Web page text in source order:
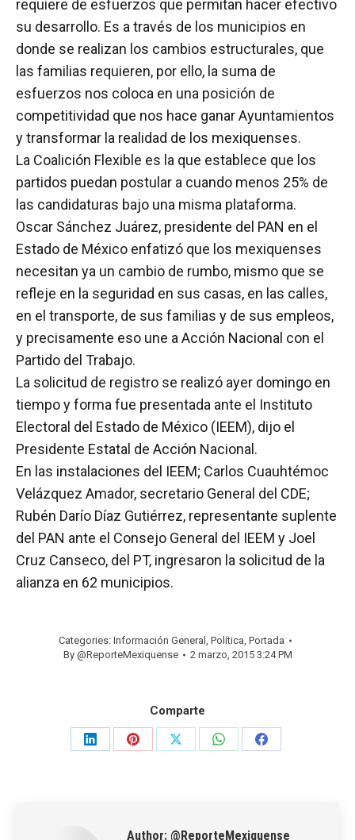
requiere de esfuerzos que permitan hacer efectivo
su desarrollo. Es a través de los municipios en
donde se realizan los cambios estructurales, que
las familias requieren, por ello, la suma de
esfuerzos nos coloca en una posición de
competitividad que nos hace ganar Ayuntamientos
y transformar la realidad de los mexiquenses.
La Coalición Flexible es la que establece que los
partidos puedan postular a cuando menos 25% de
las candidaturas bajo una misma plataforma.
Oscar Sánchez Juárez, presidente del PAN en el
Estado de México enfatizó que los mexiquenses
necesitan ya un cambio de rumbo, mismo que se
refleje en la seguridad en sus casas, en las calles,
en el transporte, de sus familias y de sus empleos,
y precisamente eso une a Acción Nacional con el
Partido del Trabajo.
La solicitud de registro se realizó ayer domingo en
tiempo y forma fue presentada ante el Instituto
Electoral del Estado de México (IEEM), dijo el
Presidente Estatal de Acción Nacional.
En las instalaciones del IEEM; Carlos Cuauhtémoc
Velázquez Amador, secretario General del CDE;
Rubén Darío Díaz Gutiérrez, representante suplente
del PAN ante el Consejo General del IEEM y Joel
Cruz Canseco, del PT, ingresaron la solicitud de la
alianza en 62 municipios.
Categories: Información General , Política, Portada
By @ReporteMexiquense 2 marzo, 2015 3:24 PM
Comparte
Share
Share
Share
Share
Share
Author: @ReporteMexiquense